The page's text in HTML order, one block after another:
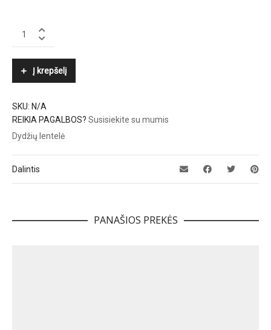
CAIN
Į krepšelį
SKU: N/A
REIKIA PAGALBOS? Susisiekite su mumis
Dydžių lentelė
Dalintis
PANAŠIOS PREKĖS